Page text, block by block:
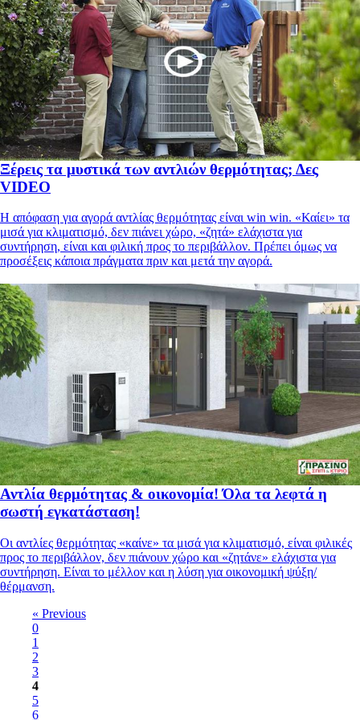
Ξέρεις τα μυστικά των αντλιών θερμότητας; Δες
VIDEO
Η απόφαση για αγορά αντλίας θερμότητας είναι win win. «Καίει» τα
μισά για κλιματισμό, δεν πιάνει χώρο, «ζητά» ελάχιστα για
συντήρηση, είναι και φιλική προς το περιβάλλον. Πρέπει όμως να
προσέξεις κάποια πράγματα πριν και μετά την αγορά.
Αντλία θερμότητας & οικονομία! Όλα τα λεφτά η
σωστή εγκατάσταση!
Οι αντλίες θερμότητας «καίνε» τα μισά για κλιματισμό, είναι φιλικές
προς το περιβάλλον, δεν πιάνουν χώρο και «ζητάνε» ελάχιστα για
συντήρηση. Είναι το μέλλον και η λύση για οικονομική ψύξη/
θέρμανση.
« Previous
0
1
2
3
4
5
6